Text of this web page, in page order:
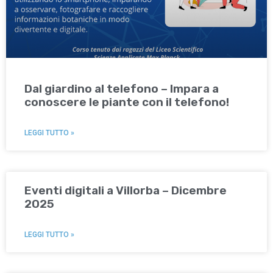
Dal giardino al telefono – Impara a
conoscere le piante con il telefono!
LEGGI TUTTO »
Eventi digitali a Villorba – Dicembre
2025
LEGGI TUTTO »